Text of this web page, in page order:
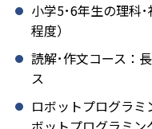
小学5･6年生の理科
程度）
読解･作文コース：
ス
ロボットプログラ